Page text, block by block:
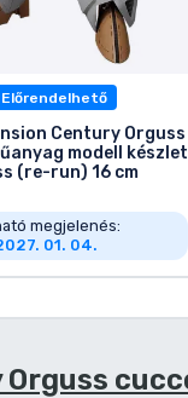
Előrendelhető
Century Orguss
modell készlet
(re-run) 16 cm
megjelenés:
01. 04.